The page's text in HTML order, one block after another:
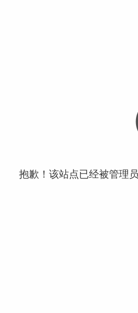
抱歉！该站点已经被管理